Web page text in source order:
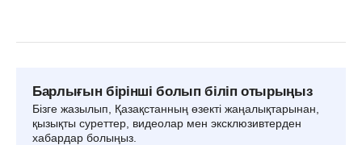
Барлығын бірінші болып біліп отырыңыз
Бізге жазылып, Қазақстанның өзекті жаңалықтарынан,
қызықты суреттер, видеолар мен эксклюзивтерден
хабардар болыңыз.